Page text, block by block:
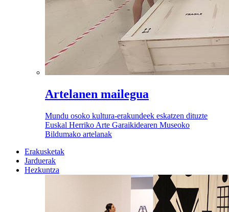
Artelanen mailegua
Mundu osoko kultura-erakundeek eskatzen dituzte
Euskal Herriko Arte Garaikidearen Museoko
Bildumako artelanak
Erakusketak
Jarduerak
Hezkuntza